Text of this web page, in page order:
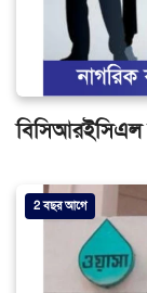
বিসিআরইসিএল
2 বছর আগে